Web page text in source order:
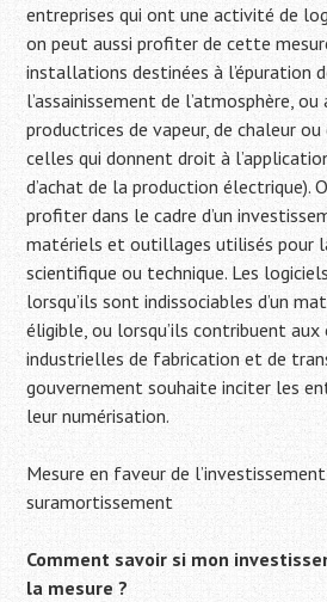
entreprises qui ont une activité de
on peut aussi profiter de cette
installations destinées à l’épuration
l’assainissement de l’atmosphère,
productrices de vapeur, de chaleur ou
celles qui donnent droit à
d’achat de la production électrique).
profiter dans le cadre d’un
matériels et outillages utilisés pour
scientifique ou technique. Les
lorsqu’ils sont indissociables d’un
éligible, ou lorsqu’ils contribuent aux
industrielles de fabrication et de
gouvernement souhaite inciter les
leur numérisation.
Mesure en faveur de
suramortissement
Comment savoir si mon
la mesure ?